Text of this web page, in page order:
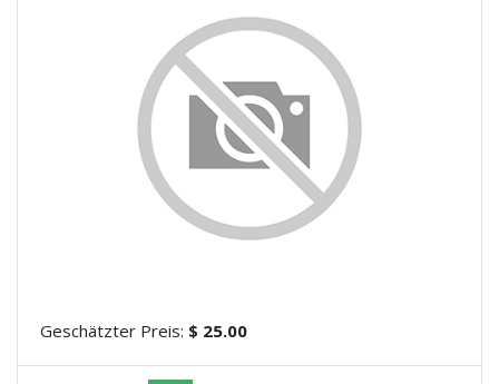
Geschätzter Preis: $ 25.00